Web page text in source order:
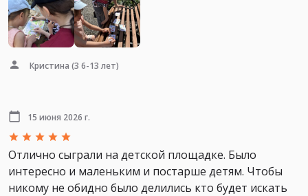
Кристина (3 6-13 лет)
15 июня 2026 г.
Отлично сыграли на детской площадке. Было
интересно и маленьким и постарше детям. Чтобы
никому не обидно было делились кто будет искать